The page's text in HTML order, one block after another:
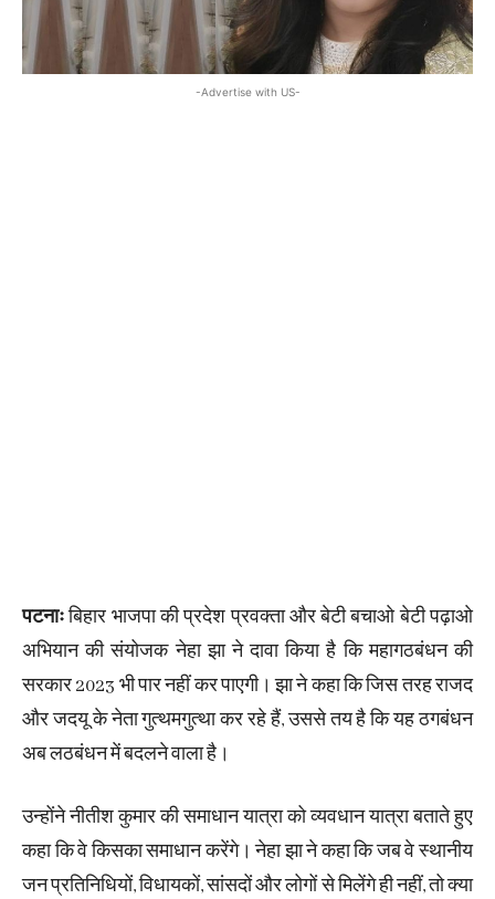
-Advertise with US-
पटनाःबिहार भाजपा की प्रदेश प्रवक्ता और बेटी बचाओ बेटी पढ़ाओ
अभियान की संयोजक नेहा झा ने दावा किया है कि महागठबंधन की
सरकार 2023 भी पार नहीं कर पाएगी। झा ने कहा कि जिस तरह राजद
और जदयू के नेता गुत्थमगुत्था कर रहे हैं, उससे तय है कि यह ठगबंधन
अब लठबंधन में बदलने वाला है।
उन्होंने नीतीश कुमार की समाधान यात्रा को व्यवधान यात्रा बताते हुए
कहा कि वे किसका समाधान करेंगे। नेहा झा ने कहा कि जब वे स्थानीय
जन प्रतिनिधियों, विधायकों, सांसदों और लोगों से मिलेंगे ही नहीं, तो क्या